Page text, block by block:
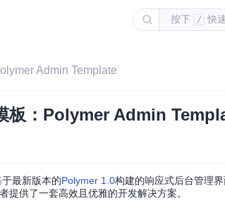
按下 / 快
Admin Template
板：Polymer Admin
最新版本的Polymer 1.0构建的响应式后台管理
提供了一套高效且优雅的开发解决方案。